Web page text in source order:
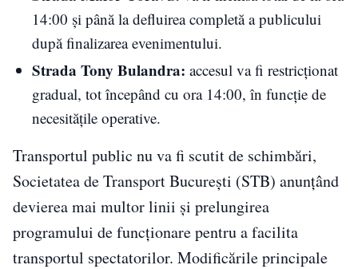
14:00 și până la defluirea completă a publicului
după finalizarea evenimentului.
Strada Tony Bulandra: accesul va fi restricționat
gradual, tot începând cu ora 14:00, în funcție de
necesitățile operative.
Transportul public nu va fi scutit de schimbări,
Societatea de Transport București (STB) anunțând
devierea mai multor linii și prelungirea
programului de funcționare pentru a facilita
transportul spectatorilor. Modificările principale